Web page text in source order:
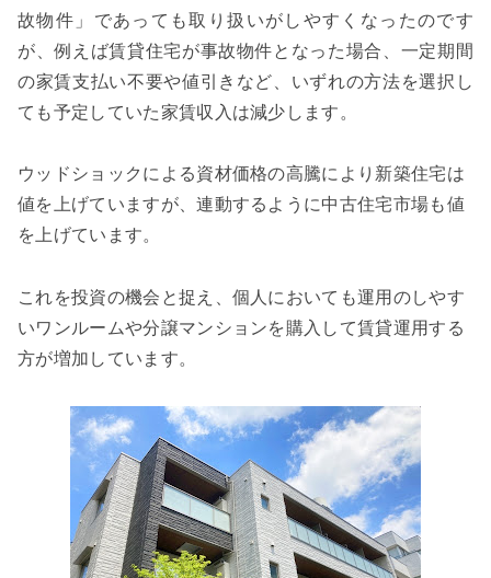
故物件」であっても取り扱いがしやすくなったのです
が、例えば賃貸住宅が事故物件となった場合、一定期間
の家賃支払い不要や値引きなど、 いずれの方法を選択し
ても予定していた家賃収入は減少します。
ウッドショックによる資材価格の高騰により新築住宅は
値を上げていますが、連動するように中古住宅市場も値
を上げています。
これを投資の機会と捉え、個人においても運用のしやす
いワンルームや分譲マンションを購入して賃貸運用する
方が増加しています。